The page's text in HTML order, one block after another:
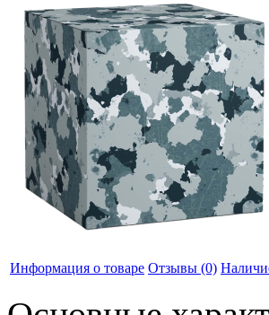
Информация о товаре Отзывы (0)